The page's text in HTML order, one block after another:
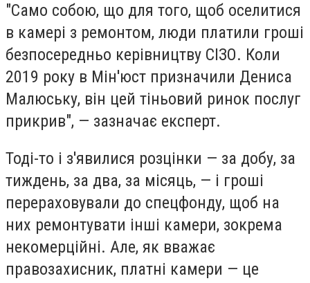
"Само собою, що для того, щоб оселитися
в камері з ремонтом, люди платили гроші
безпосередньо керівництву СІЗО. Коли
2019 року в Мін'юст призначили Дениса
Малюську, він цей тіньовий ринок послуг
прикрив", — зазначає експерт.
Тоді-то і з'явилися розцінки — за добу, за
тиждень, за два, за місяць, — і гроші
перераховували до спецфонду, щоб на
них ремонтувати інші камери, зокрема
некомерційні. Але, як вважає
правозахисник, платні камери — це